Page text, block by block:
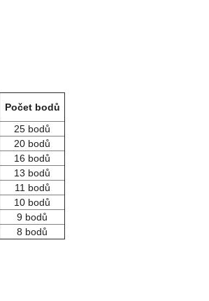
Počet bodů
25 bodů
20 bodů
16 bodů
13 bodů
11 bodů
10 bodů
9 bodů
8 bodů